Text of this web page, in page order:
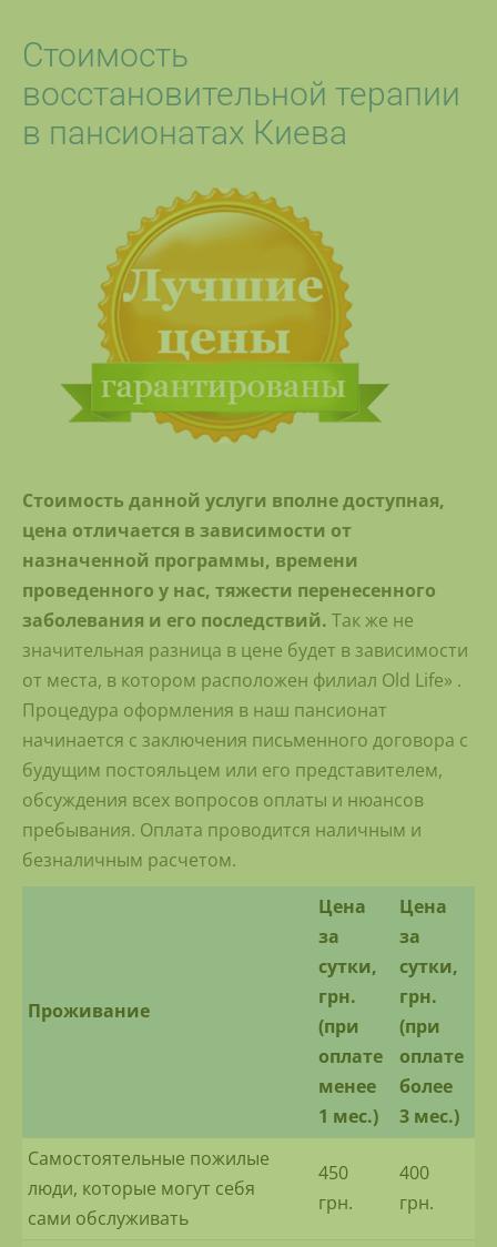
Стоимость
восстановительной терапии
в пансионатах Киева
Стоимость данной услуги вполне доступная,
цена отличается в зависимости от
назначенной программы, времени
проведенного у нас, тяжести перенесенного
заболевания и его последствий. Так же не
значительная разница в цене будет в зависимости
от места, в котором расположен филиал Old Life» .
Процедура оформления в наш пансионат
начинается с заключения письменного договора с
будущим постояльцем или его представителем,
обсуждения всех вопросов оплаты и нюансов
пребывания. Оплата проводится наличным и
безналичным расчетом.
Проживание
Цена
за
сутки,
грн.
(при
оплате
менее
1 мес.)
Цена
за
сутки,
грн.
(при
оплате
более
3 мес.)
Самостоятельные пожилые
люди, которые могут себя
сами обслуживать
450
грн.
400
грн.